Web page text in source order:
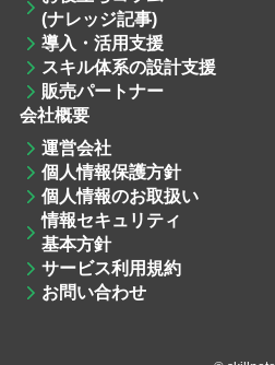
(ナレッジ記事)
導入・活用支援
スキル体系の設計支援
販売パートナー
会社概要
運営会社
個人情報保護方針
個人情報のお取扱い
情報セキュリティ
基本方針
サービス利用規約
お問い合わせ